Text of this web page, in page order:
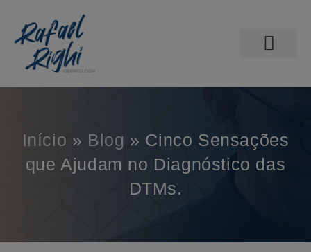
Início » Blog » Cinco Sensações
que Ajudam no Diagnóstico das
DTMs.